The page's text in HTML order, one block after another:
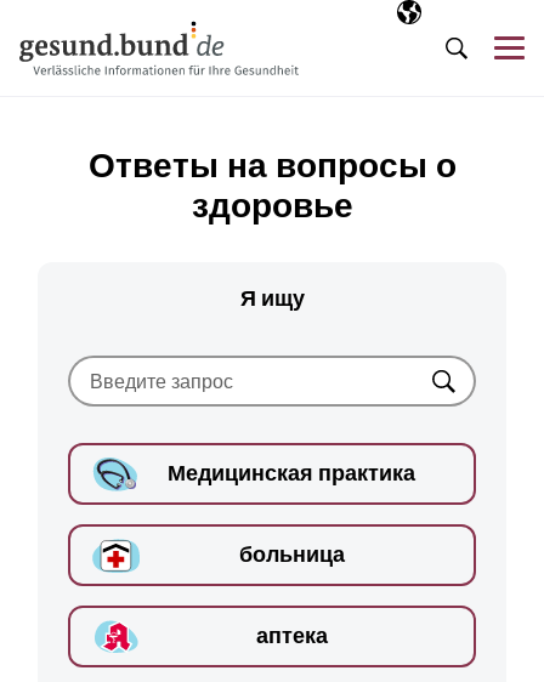
Выбранный
RU
Поиск
Ответы на вопросы о
здоровье
Я ищу
Искать
Медицинская практика
больница
аптека